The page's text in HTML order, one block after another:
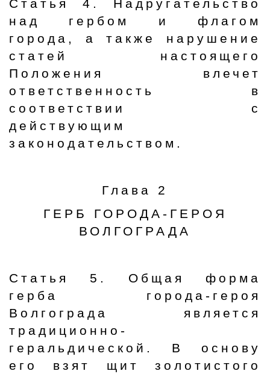
Статья 4. Надругательство
над гербом и флагом
города, а также нарушение
статей настоящего
Положения влечет
ответственность в
соответствии с
действующим
законодательством.
Глава 2
ГЕРБ ГОРОДА-ГЕРОЯ
ВОЛГОГРАДА
Статья 5. Общая форма
герба города-героя
Волгограда является
традиционно-
геральдической. В основу
его взят щит золотистого